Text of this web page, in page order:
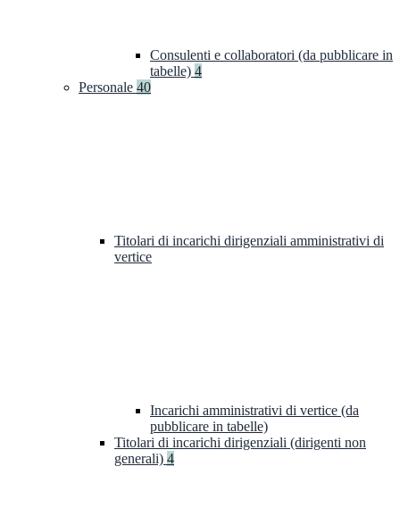
Consulenti e collaboratori (da pubblicare in
tabelle) 4
Personale 40
Titolari di incarichi dirigenziali amministrativi di
vertice
Incarichi amministrativi di vertice (da
pubblicare in tabelle)
Titolari di incarichi dirigenziali (dirigenti non
generali) 4